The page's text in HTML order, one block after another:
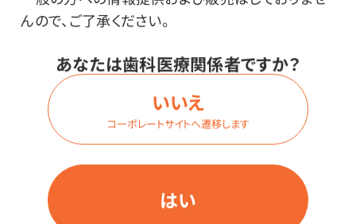
んので、ご了承ください。
あなたは歯科医療関係者ですか？
はい
いいえ
コーポレートサイトへ遷移します
6ウェブ・ハード
ホワイト・1箱（100本入）
価格はログイン後表示
ログイン